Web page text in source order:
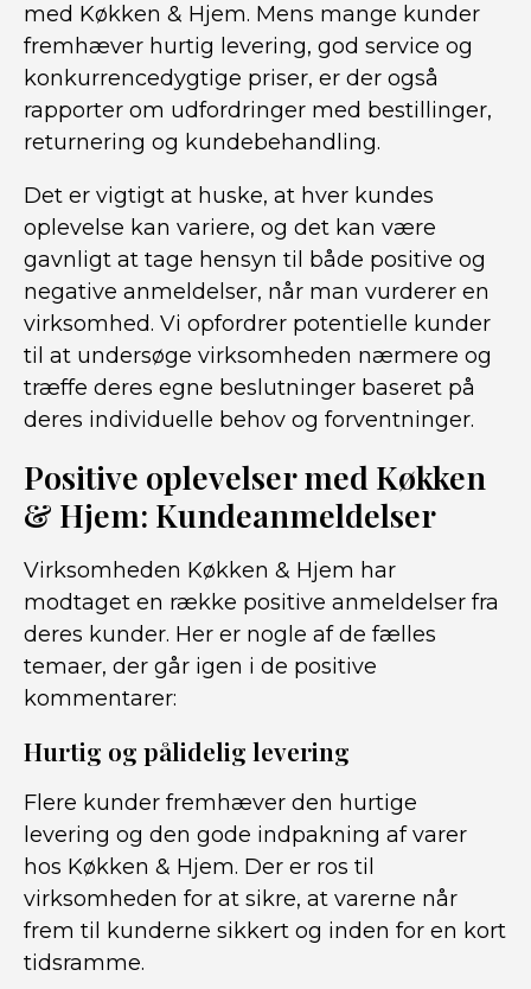
med Køkken & Hjem. Mens mange kunder
fremhæver hurtig levering, god service og
konkurrencedygtige priser, er der også
rapporter om udfordringer med bestillinger,
returnering og kundebehandling.
Det er vigtigt at huske, at hver kundes
oplevelse kan variere, og det kan være
gavnligt at tage hensyn til både positive og
negative anmeldelser, når man vurderer en
virksomhed. Vi opfordrer potentielle kunder
til at undersøge virksomheden nærmere og
træffe deres egne beslutninger baseret på
deres individuelle behov og forventninger.
Positive oplevelser med Køkken
& Hjem: Kundeanmeldelser
Virksomheden Køkken & Hjem har
modtaget en række positive anmeldelser fra
deres kunder. Her er nogle af de fælles
temaer, der går igen i de positive
kommentarer:
Hurtig og pålidelig levering
Flere kunder fremhæver den hurtige
levering og den gode indpakning af varer
hos Køkken & Hjem. Der er ros til
virksomheden for at sikre, at varerne når
frem til kunderne sikkert og inden for en kort
tidsramme.